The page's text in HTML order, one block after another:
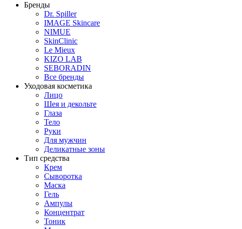
Бренды
Dr. Spiller
IMAGE Skincare
NIMUE
SkinClinic
Le Mieux
KIZO LAB
SEBORADIN
Все бренды
Уходовая косметика
Лицо
Шея и декольте
Глаза
Тело
Руки
Для мужчин
Деликатные зоны
Тип средства
Крем
Сыворотка
Маска
Гель
Ампулы
Концентрат
Тоник